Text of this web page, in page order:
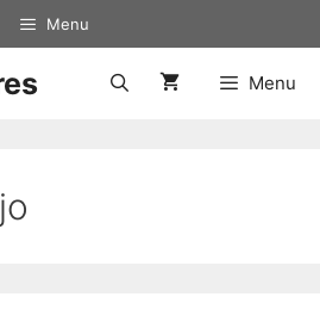
Menu
Menu